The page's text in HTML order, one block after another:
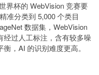
界杯的 WebVision 竞赛要
准分类到 5,000 个类目
数据集，WebVision
经过人工标注，含有较多噪
，AI 的识别难度更高。